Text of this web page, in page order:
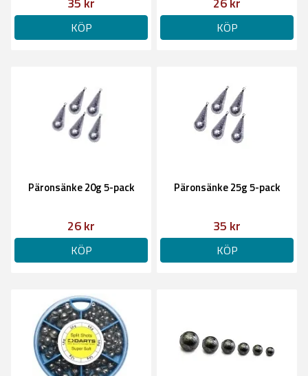
KÖP KÖP
Päronsänke 20g 5-pack
26 kr
KÖP
Päronsänke 25g 5-pack
35 kr
KÖP